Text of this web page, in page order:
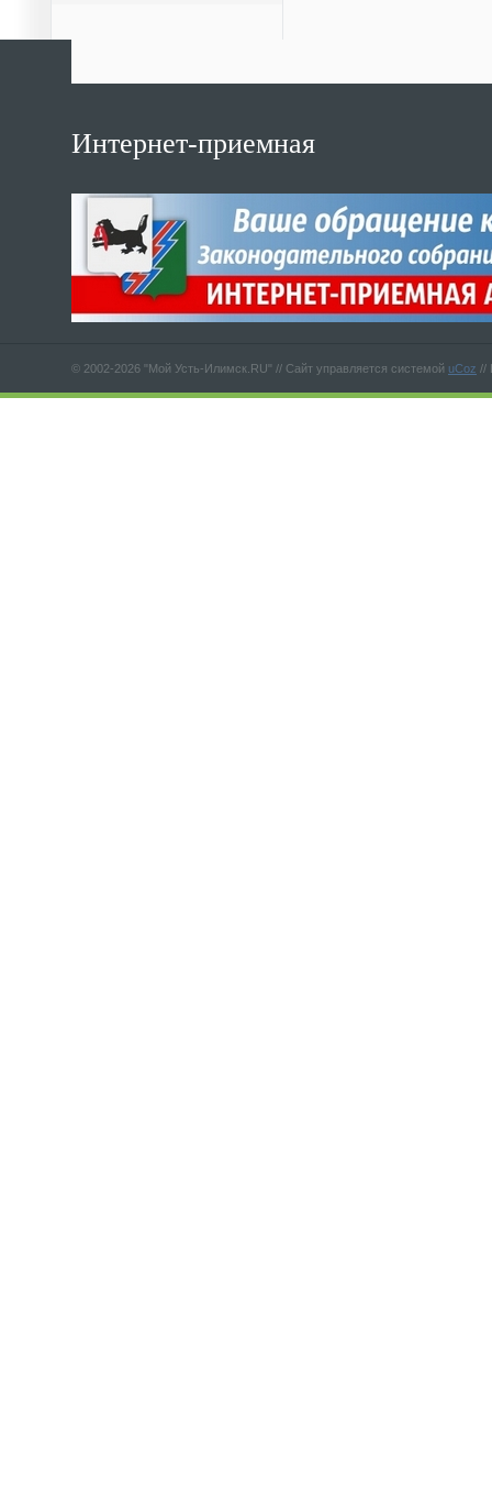
Интернет-приемная
© 2002-2026 "Мой Усть-Илимск.RU" // Сайт управляется системой uCoz //